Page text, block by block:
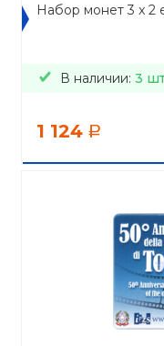
Набор монет 3 x 2
В наличии: 3
1 124 a